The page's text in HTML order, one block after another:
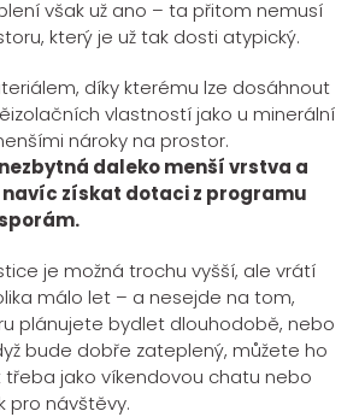
však už ano – ta přitom nemusí
který je už tak dosti atypický.
díky kterému lze dosáhnout
vlastností jako u minerální
nároky na prostor.
daleko menší vrstva a
navíc získat dotaci z programu
je možná trochu vyšší, ale vrátí
málo let – a nesejde na tom,
plánujete bydlet dlouhodobě, nebo
bude dobře zateplený, můžete ho
třeba jako víkendovou chatu nebo
pro návštěvy.